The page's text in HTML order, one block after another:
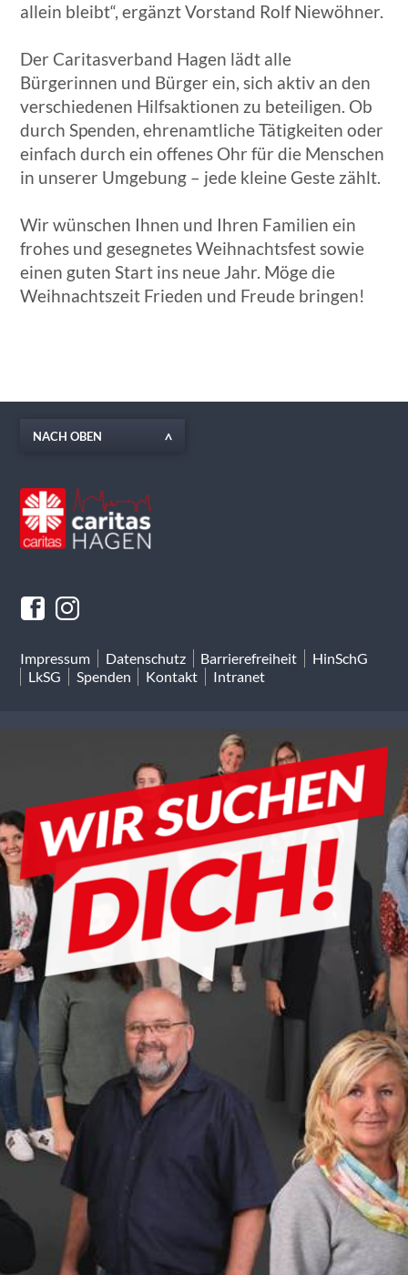
allein bleibt“, ergänzt Vorstand Rolf Niewöhner.
Der Caritasverband Hagen lädt alle
Bürgerinnen und Bürger ein, sich aktiv an den
verschiedenen Hilfsaktionen zu beteiligen. Ob
durch Spenden, ehrenamtliche Tätigkeiten oder
einfach durch ein offenes Ohr für die Menschen
in unserer Umgebung – jede kleine Geste zählt.
Wir wünschen Ihnen und Ihren Familien ein
frohes und gesegnetes Weihnachtsfest sowie
einen guten Start ins neue Jahr. Möge die
Weihnachtszeit Frieden und Freude bringen!
NACH OBEN
Impressum Datenschutz Barrierefreiheit
HinSchG
LkSG
Spenden Kontakt Intranet